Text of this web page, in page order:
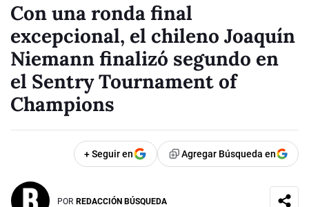
Con una ronda final
excepcional, el chileno Joaquín
Niemann finalizó segundo en
el Sentry Tournament of
Champions
+ Seguir en Agregar Búsqueda en
POR REDACCIÓN BÚSQUEDA